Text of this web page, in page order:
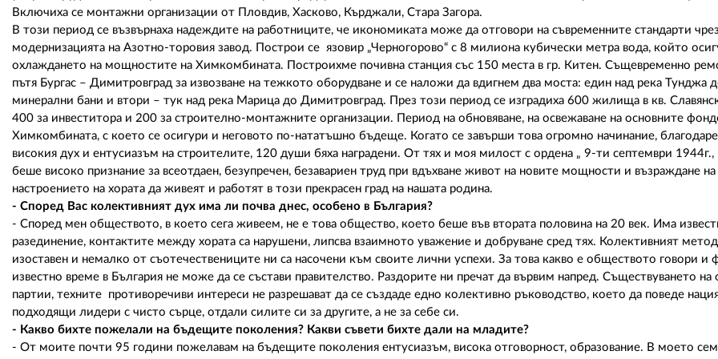
Включиха се монтажни организации от Пловдив, Хасково, Кърджали, Стара Загора.
В този период се възвърнаха надеждите на работниците, че икономиката може да отговори на съвременните стандарти
модернизацията на Азотно-торовия завод. Построи се язовир „Черногорово“ с 8 милиона кубически метра вода, който
охлаждането на мощностите на Химкомбината. Построихме почивна станция със 150 места в гр. Китен. Същевременно
пътя Бургас – Димитровград за извозване на тежкото оборудване и се наложи да вдигнем два моста: един над река Тунджа
минерални бани и втори – тук над река Марица до Димитровград. През този период се изградиха 600 жилища в кв.
400 за инвеститора и 200 за строително-монтажните организации. Период на обновяване, на освежаване на основните
Химкомбината, с което се осигури и неговото по-нататъшно бъдеще. Когато се завърши това огромно начинание,
високия дух и ентусиазъм на строителите, 120 души бяха наградени. От тях и моя милост с ордена „ 9-ти септември 1944г.,
беше високо признание за всеотдаен, безупречен, безавариен труд при вдъхване живот на новите мощности и възраждане на
настроението на хората да живеят и работят в този прекрасен град на нашата родина.
- Според Вас колективният дух има ли почва днес, особено в България?
- Според мен обществото, в което сега живеем, не е това общество, което беше във втората половина на 20 век. Има
разединение, контактите между хората са нарушени, липсва взаимното уважение и добруване сред тях. Колективният
изоставен и немалко от съотечествениците ни са насочени към своите лични успехи. За това какво е обществото говори и
известно време в България не може да се състави правителство. Раздорите ни пречат да вървим напред. Съществуването на
партии, техните противоречиви интереси не разрешават да се създаде едно колективно ръководство, което да поведе
подходящи лидери с чисто сърце, отдали силите си за другите, а не за себе си.
- Какво бихте пожелали на бъдещите поколения? Какви съвети бихте дали на младите?
- От моите почти 95 години пожелавам на бъдещите поколения ентусиазъм, висока отговорност, образование. В моето